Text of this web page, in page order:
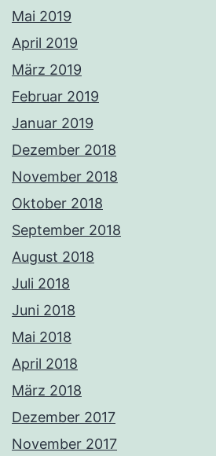
Mai 2019
April 2019
März 2019
Februar 2019
Januar 2019
Dezember 2018
November 2018
Oktober 2018
September 2018
August 2018
Juli 2018
Juni 2018
Mai 2018
April 2018
März 2018
Dezember 2017
November 2017